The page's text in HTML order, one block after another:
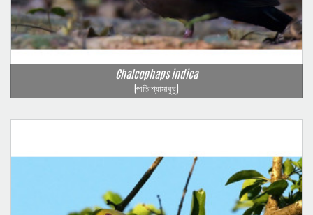
Chalcophaps indica
(পাতি শ্যামাঘুঘু)